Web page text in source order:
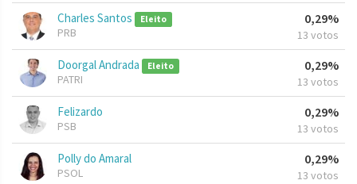
Charles Santos Eleito
PRB
0,29%
13 votos
Doorgal Andrada Eleito
PATRI
0,29%
13 votos
Felizardo
PSB
0,29%
13 votos
Polly do Amaral
PSOL
0,29%
13 votos